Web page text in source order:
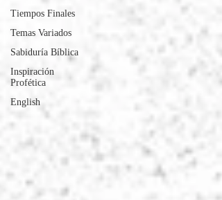
Tiempos Finales
Temas Variados
Sabiduría Bíblica
Inspiración
Profética
English